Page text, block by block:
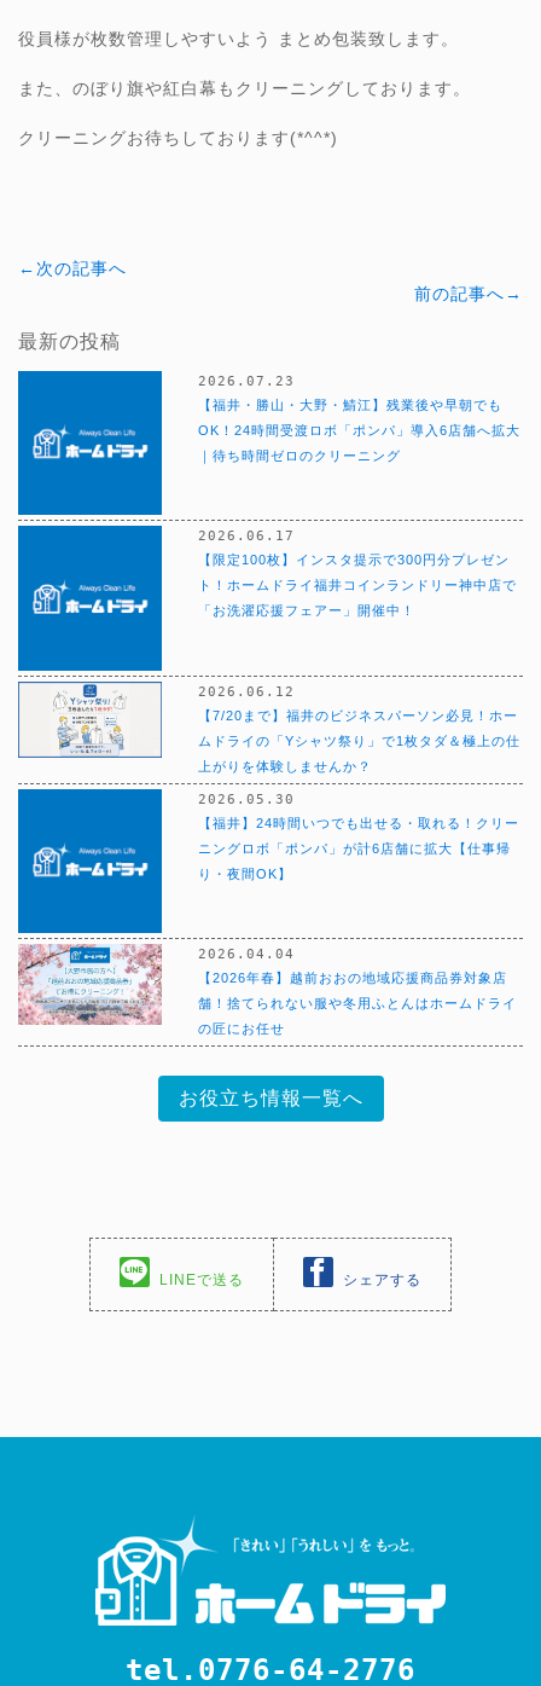
役員様が枚数管理しやすいよう まとめ包装致します。
また、のぼり旗や紅白幕もクリーニングしております。
クリーニングお待ちしております(*^^*)
←次の記事へ
前の記事へ→
最新の投稿
2026.07.23
【福井・勝山・大野・鯖江】残業後や早朝でも
OK！24時間受渡ロボ「ポンパ」導入6店舗へ拡大
｜待ち時間ゼロのクリーニング
2026.06.17
【限定100枚】インスタ提示で300円分プレゼン
ト！ホームドライ福井コインランドリー神中店で
「お洗濯応援フェアー」開催中！
2026.06.12
【7/20まで】福井のビジネスパーソン必見！ホー
ムドライの「Yシャツ祭り」で1枚タダ＆極上の仕
上がりを体験しませんか？
2026.05.30
【福井】24時間いつでも出せる・取れる！クリー
ニングロボ「ポンパ」が計6店舗に拡大【仕事帰
り・夜間OK】
2026.04.04
【2026年春】越前おおの地域応援商品券対象店
舗！捨てられない服や冬用ふとんはホームドライ
の匠にお任せ
お役立ち情報一覧へ
LINEで送る シェアする
tel.0776-64-2776